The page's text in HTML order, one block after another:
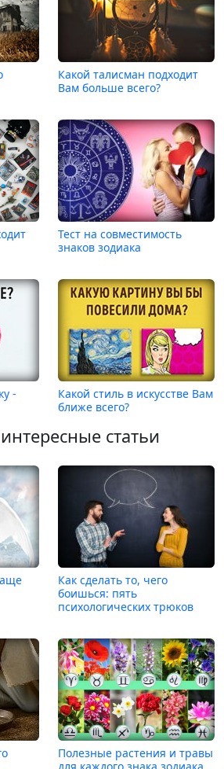
Какой талисман подходит
Вам больше всего?
Тест на совместимость
знаков зодиака
-
Какой стиль в искусстве Вам
ближе всего?
статьи
Как сделать то, чего
боишься: пять
психологических трюков
Полезные растения и травы